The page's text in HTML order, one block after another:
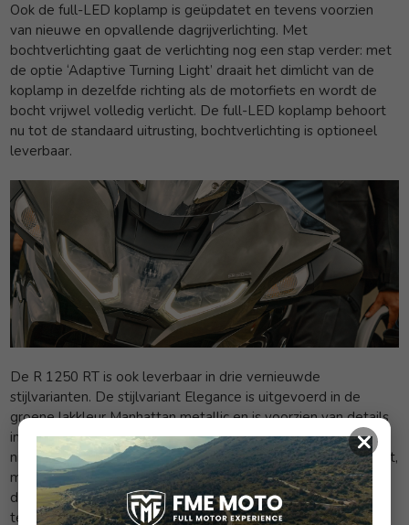
Ook de full-LED koplamp is geüpdatet en tevens voorzien
van nieuwe en opvallende dagrijverlichting. Met
bochtverlichting gaat de verlichting nog een stap verder: met
de optie ‘Adaptive Turning Light’ draait het dimlicht van de
koplamp in dezelfde richting als de motorfiets en wordt de
bocht vrijwel volledig verlicht. De full-LED koplamp behoort
nu tot de standaard uitrusting, bochtverlichting is optioneel
leverbaar.
De R 1250 RT is ook leverbaar in drie vernieuwde
stijlvarianten. De stijlvariant Elegance is uitgevoerd in de
groene lakkleur Manhattan metallic en is voorzien van details
in chroom en White aluminium velgen. De RT is ook in het
nieuwe modeljaar weer verkrijgbaar als Option 719 stijlvariant,
maar dan compleet vernieuwd. De Option 719 stijlvariant is
ditmaal uitgevoerd in de lakkleur Mineral white metallic en is
tevens voorzien van handgeschilderde blauwe Pinstriping op
×